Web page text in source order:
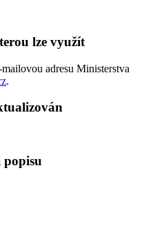
lze využít
adresu Ministerstva
.
popisu